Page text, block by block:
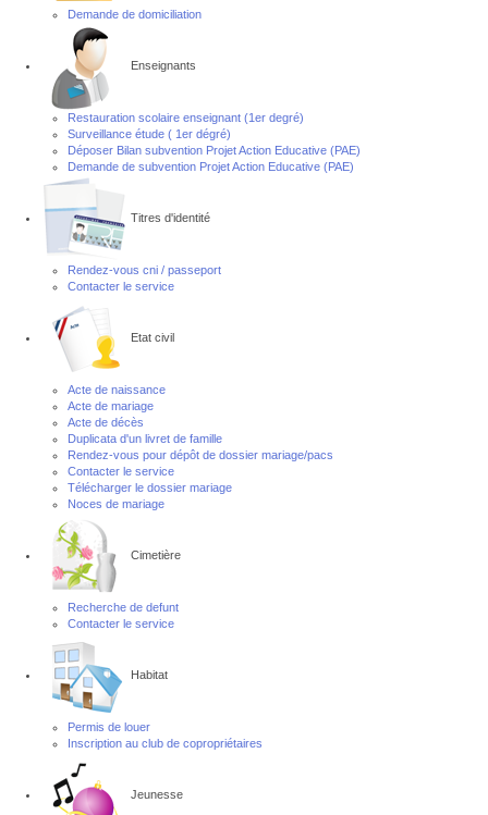
Demande de domiciliation
Enseignants
Restauration scolaire enseignant (1er degré)
Surveillance étude ( 1er dégré)
Déposer Bilan subvention Projet Action Educative (PAE)
Demande de subvention Projet Action Educative (PAE)
Titres d'identité
Rendez-vous cni / passeport
Contacter le service
Etat civil
Acte de naissance
Acte de mariage
Acte de décès
Duplicata d'un livret de famille
Rendez-vous pour dépôt de dossier mariage/pacs
Contacter le service
Télécharger le dossier mariage
Noces de mariage
Cimetière
Recherche de defunt
Contacter le service
Habitat
Permis de louer
Inscription au club de copropriétaires
Jeunesse